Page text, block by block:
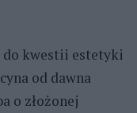
do kwestii estetyki
od dawna
o złożonej